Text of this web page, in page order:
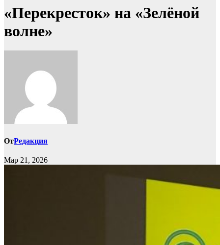
«Перекресток» на «Зелёной
волне»
ОтРедакция
Мар 21, 2026